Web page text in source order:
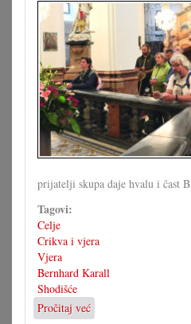
prijatelji skupa daje hvalu i čast
Tagovi:
Celje
Crikva i vjera
Vjera
Bernhard Karall
Shodišće
Pročitaj već